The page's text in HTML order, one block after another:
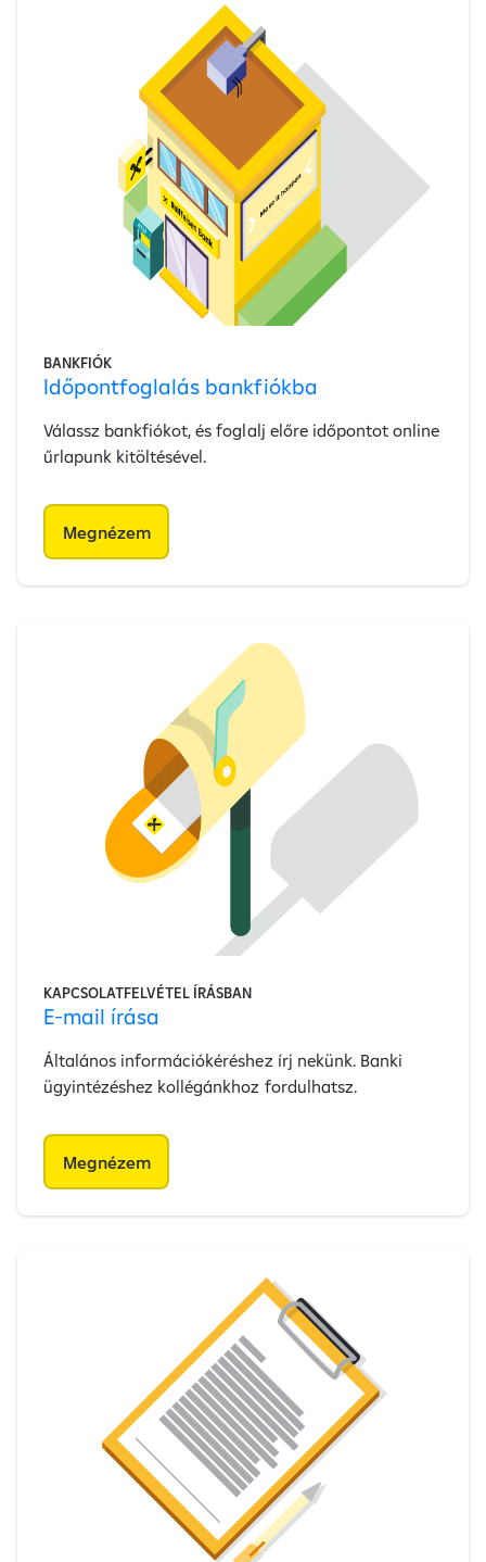
BANKFIÓK
Időpontfoglalás bankfiókba
Válassz bankfiókot, és foglalj előre időpontot online
űrlapunk kitöltésével.
Megnézem
KAPCSOLATFELVÉTEL ÍRÁSBAN
E-mail írása
Általános információkéréshez írj nekünk. Banki
ügyintézéshez kollégánkhoz fordulhatsz.
Megnézem